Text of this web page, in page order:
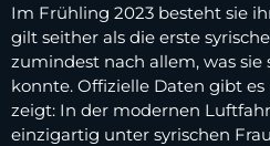
Im Frühling 2023 besteht sie
gilt seither als die erste
zumindest nach allem, was sie
konnte. Offizielle Daten gibt
zeigt: In der modernen
einzigartig unter syrischen